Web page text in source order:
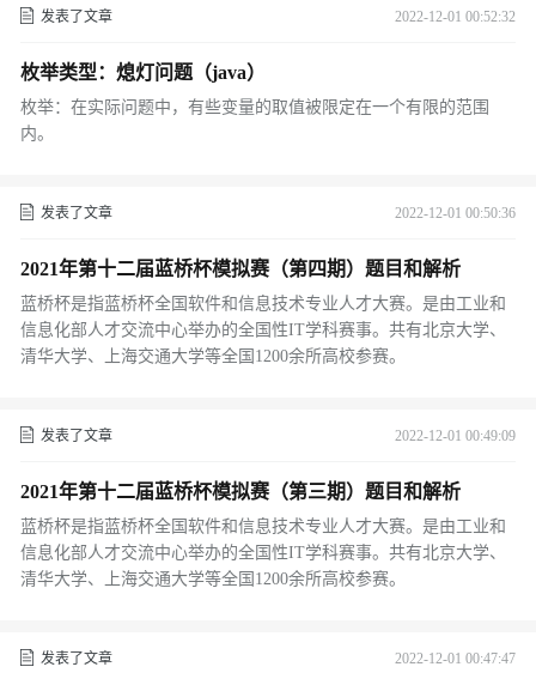
发表了文章 2022-12-01 00:52:32
枚举类型：熄灯问题（java）
枚举：在实际问题中，有些变量的取值被限定在一个有限的范围
内。
发表了文章 2022-12-01 00:50:36
2021年第十二届蓝桥杯模拟赛（第四期）题目和解析
蓝桥杯是指蓝桥杯全国软件和信息技术专业人才大赛。是由工业和
信息化部人才交流中心举办的全国性IT学科赛事。共有北京大学、
清华大学、上海交通大学等全国1200余所高校参赛。
发表了文章 2022-12-01 00:49:09
2021年第十二届蓝桥杯模拟赛（第三期）题目和解析
蓝桥杯是指蓝桥杯全国软件和信息技术专业人才大赛。是由工业和
信息化部人才交流中心举办的全国性IT学科赛事。共有北京大学、
清华大学、上海交通大学等全国1200余所高校参赛。
发表了文章 2022-12-01 00:47:47